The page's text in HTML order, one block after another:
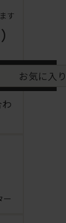
す
お気に入
ー